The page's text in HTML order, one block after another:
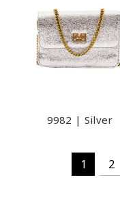
9982 | Silver
1 2